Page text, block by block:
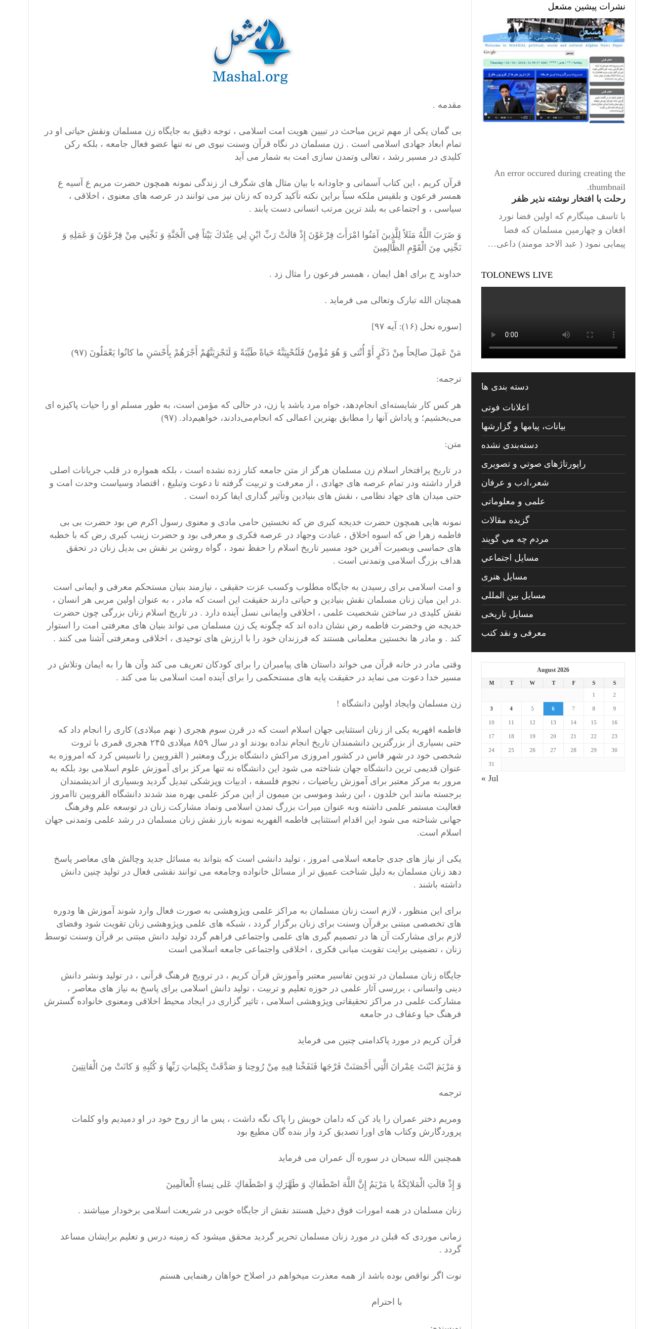
مقدمه .
بی گمان یکی از مهم ترین مباحث در تبیین هویت امت اسلامی ، توجه دقیق به جایگاه زن مسلمان ونقش حیاتی او در
تمام ابعاد جهادی اسلامی است . زن مسلمان در نگاه قرآن وسنت نبوی ص نه تنها عضو فعال جامعه ، بلکه رکن
کلیدی در مسیر رشد ، تعالی وتمدن سازی امت به شمار می آید
قرآن کریم ، این کتاب آسمانی و جاودانه با بیان مثال های شگرف از زندگی نمونه همچون حضرت مریم ع آسیه ع
همسر فرعون و بلقیس ملکه سبآ براین نکته تآکید کرده که زنان نیز می توانند در عرصه های معنوی ، اخلاقی ،
سیاسی ، و اجتماعی به بلند ترین مرتب انسانی دست یابند .
وَ ضَرَبَ اللَّهُ مَثَلاً لِلَّذِينَ آمَنُوا امْرَأَتَ فِرْعَوْنَ إِذْ قالَتْ رَبِّ ابْنِ لِي عِنْدَكَ بَيْتاً فِي الْجَنَّةِ وَ نَجِّنِي مِنْ فِرْعَوْنَ وَ عَمَلِهِ وَ
نَجِّنِي مِنَ الْقَوْمِ الظَّالِمِينَ
خداوند ج برای اهل ایمان ، همسر فرعون را مثال زد .
همچنان الله تبارک وتعالی می فرماید .
[سوره نحل (۱۶): آيه ۹۷]
مَنْ عَمِلَ صالِحاً مِنْ ذَكَرٍ أَوْ أُنْثی‌ وَ هُوَ مُؤْمِنٌ فَلَنُحْيِيَنَّهُ حَياةً طَيِّبَةً وَ لَنَجْزِيَنَّهُمْ أَجْرَهُمْ بِأَحْسَنِ ما كانُوا يَعْمَلُونَ (۹۷)
ترجمه:
هر کس کار شایسته‌ای انجام‌دهد، خواه مرد باشد یا زن، در حالی که مؤمن است، به طور مسلم او را حیات پاکیزه ای
می‌بخشیم؛ و پاداش آنها را مطابق بهترین اعمالی که انجام‌می‌دادند، خواهیم‌داد. (۹۷)
متن:
در تاریخ پرافتخار اسلام زن مسلمان هرگز از متن جامعه کنار زده نشده است ، بلکه همواره در قلب جریانات اصلی
قرار داشته ودر تمام عرصه های جهادی ، از معرفت و تربیت گرفته تا دعوت وتبلیغ ، اقتصاد وسیاست وحدت امت و
حتی میدان های جهاد نظامی ، نقش های بنیادین وتآثیر گذاری ایفا کرده است .
نمونه هایی همچون حضرت خدیجه کبری ض که نخستین حامی مادی و معنوی رسول اکرم ص بود حضرت بی بی
فاطمه زهرا ض که اسوه اخلاق ، عبادت وجهاد در عرصه فکری و معرفی بود و حضرت زینب کبری رض که با خطبه
های حماسی وبصیرت آفرین خود مسیر تاریخ اسلام را حفظ نمود ، گواه روشن بر نقش بی بدیل زنان در تحقق
هداف بزرگ اسلامی وتمدنی است .
و امت اسلامی برای رسیدن به جایگاه مطلوب وکسب عزت حقیقی ، نیازمند بنیان مستحکم معرفی و ایمانی است
.در این میان زنان مسلمان نقش بنیادین و حیاتی دارند حقیقت این است که مادر ، به عنوان اولین مربی هر انسان ،
نقش کلیدی در ساختن شخصیت علمی ، اخلاقی وایمانی نسل آینده دارد . در تاریخ اسلام زنان بزرگی چون حضرت
خدیجه ض وخضرت فاطمه رض نشان داده اند که چگونه یک زن مسلمان می تواند بنیان های معرفتی امت را استوار
کند . و مادر ها نخستین معلمانی هستند که فرزندان خود را با ارزش های توحیدی ، اخلاقی ومعرفتی آشنا می کنند .
وقتی مادر در خانه قرآن می خواند داستان های پیامبران را برای کودکان تعریف می کند وآن ها را به ایمان وتلاش در
مسیر خدا دعوت می نماید در حقیقت پایه های مستحکمی را برای آینده امت اسلامی بنا می کند .
زن مسلمان وایجاد اولین دانشگاه !
فاطمه افهریه یکی از زنان استثنایی جهان اسلام است که در قرن سوم هجری ( نهم میلادی) کاری را انجام داد که
حتی بسیاری از بزرگترین دانشمندان تاریخ انجام نداده بودند او در سال ۸۵۹ میلادی ۲۴۵ هجری قمری با ثروت
شخصی خود در شهر فاس در کشور امروزی مراکش دانشگاه بزرگ ومعتبر ( القرویین را تاسیس کرد که امروزه به
عنوان قدیمی ترین دانشگاه جهان شناخته می شود این دانشگاه نه تنها مرکز برای آموزش علوم اسلامی بود بلکه به
مرور به مرکز معتبر برای آموزش ریاضیات ، نجوم فلسفه ، ادبیات وپزشکی تبدیل گردید وبسیاری از اندیشمندان
برجسته مانند ابن خلدون ، ابن رشد وموسی بن میمون از این مرکز علمی بهره مند شدند دانشگاه القرویین تاامروز
فعالیت مستمر علمی داشته وبه عنوان میراث بزرگ تمدن اسلامی ونماد مشارکت زنان در توسعه علم وفرهنگ
جهانی شناخته می شود این اقدام استثنایی فاطمه الفهریه نمونه بارز نقش زنان مسلمان در رشد علمی وتمدنی جهان
اسلام است.
یکی از نیاز های جدی جامعه اسلامی امروز ، تولید دانشی است که بتواند به مسائل جدید وچالش های معاصر پاسخ
دهد زنان مسلمان به دلیل شناخت عمیق تر از مسائل خانواده وجامعه می توانند نقشی فعال در تولید چنین دانش
داشته باشند .
برای این منظور ، لازم است زنان مسلمان به مراکز علمی وپژوهشی به صورت فعال وارد شوند آموزش ها ودوره
های تخصصی مبتنی برقرآن وسنت برای زنان برگزار گردد ، شبکه های علمی وپژوهشی زنان تقویت شود وفضای
لازم برای مشارکت آن ها در تصمیم گیری های علمی واجتماعی فراهم گردد تولید دانش مبتنی بر قرآن وسنت توسط
زنان ، تضمینی برایت تقویت مبانی فکری ، اخلاقی واجتماعی جامعه اسلامی است
جایگاه زنان مسلمان در تدوین تفاسیر معتبر وآموزش قرآن کریم ، در ترویج فرهنگ قرآنی ، در تولید ونشر دانش
دینی وانسانی ، بررسی آثار علمی در حوزه تعلیم و تربیت ، تولید دانش اسلامی برای پاسخ به نیاز های معاصر ،
مشارکت علمی در مراکز تحقیقاتی وپژوهشی اسلامی ، تاثیر گزاری در ایجاد محیط اخلاقی ومعنوی خانواده گسترش
فرهنگ حیا وعفاف در جامعه
قرآن کریم در مورد پاکدامنی چنین می فرماید
وَ مَرْيَمَ ابْنَتَ عِمْرانَ الَّتِي أَحْصَنَتْ فَرْجَها فَنَفَخْنا فِيهِ مِنْ رُوحِنا وَ صَدَّقَتْ بِكَلِماتِ رَبِّها وَ كُتُبِهِ وَ كانَتْ مِنَ الْقانِتِينَ
ترجمه
ومریم دختر عمران را یاد کن که دامان خویش را پاک نگه داشت ، پس ما از روح خود در او دمیدیم واو کلمات
پروردگارش وکتاب های اورا تصدیق کرد واز بنده گان مطیع بود
همچنین الله سبحان در سوره آل عمران می فرماید
وَ إِذْ قالَتِ الْمَلائِكَةُ يا مَرْيَمُ إِنَّ اللَّهَ اصْطَفاكِ وَ طَهَّرَكِ وَ اصْطَفاكِ عَلى‏ نِساءِ الْعالَمِينَ
زنان مسلمان در همه امورات فوق دخیل هستند نقش از جایگاه خوبی در شریعت اسلامی برخودار میباشند .
زمانی موردی که قبلن در مورد زنان مسلمان تحریر گردید محقق میشود که زمینه درس و تعلیم برایشان مساعد
گردد .
نوت اگر نواقص بوده باشد از همه معذرت میخواهم در اصلاح خواهان رهنمایی هستم
با احترام
نشرات پیشین مشعل
An error occured during creating the
thumbnail.
رحلت با افتخار نوشته نذیر ظفر
با تاسف مینگارم که اولین فضا نورد
افغان و چهارمین مسلمان که فضا
پیمایی نمود ( عبد الاحد مومند) داعی…
TOLONEWS LIVE
دسته بندی ها
اعلانات فوتی
بیانات، پیامها و گزارشها
دسته‌بندی نشده
راپورتاژهای صوتي و تصويری
شعر،ادب و عرفان
علمی و معلوماتی
گزیده مقالات
مردم چه مي گويند
مسايل اجتماعي
مسايل هنری
مسایل بین المللی
مسایل تاریخی
معرفی و نقد کتب
August 2026
M T W T F S
S
1
2
3 4 5 6 7 8 9
10 11 12 13 14 15 16
17 18 19 20 21 22 23
24 25 26 27 28 29 30
31
« Jul